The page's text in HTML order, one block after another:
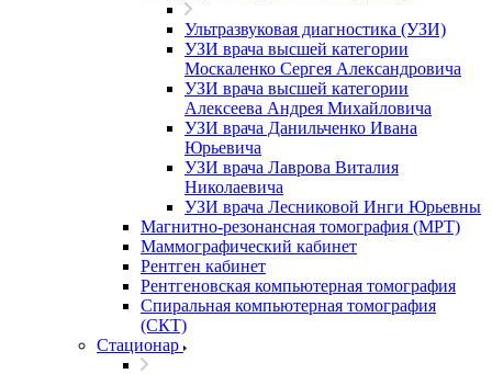
Ультразвуковая диагностика (УЗИ)
УЗИ врача высшей категории
Москаленко Сергея Александровича
УЗИ врача высшей категории
Алексеева Андрея Михайловича
УЗИ врача Данильченко Ивана
Юрьевича
УЗИ врача Лаврова Виталия
Николаевича
УЗИ врача Лесниковой Инги Юрьевны
Магнитно-резонансная томография (МРТ)
Маммографический кабинет
Рентген кабинет
Рентгеновская компьютерная томография
Спиральная компьютерная томография
(СКТ)
Стационар